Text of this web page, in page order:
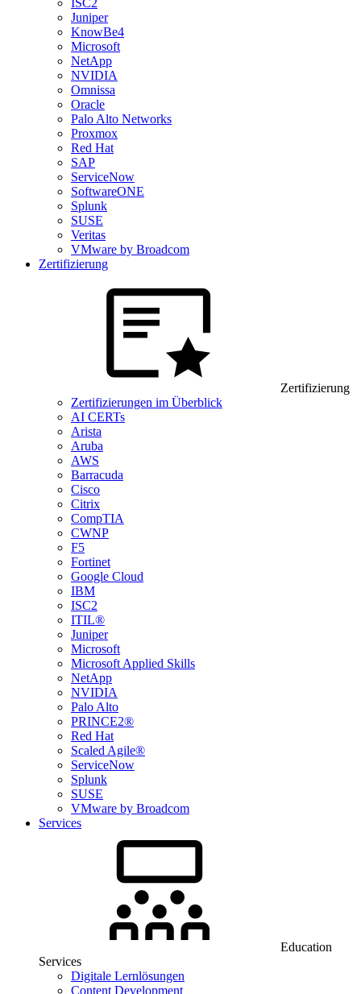
ISC2
Juniper
KnowBe4
Microsoft
NetApp
NVIDIA
Omnissa
Oracle
Palo Alto Networks
Proxmox
Red Hat
SAP
ServiceNow
SoftwareONE
Splunk
SUSE
Veritas
VMware by Broadcom
Zertifizierung
Zertifizierung
Zertifizierungen im Überblick
AI CERTs
Arista
Aruba
AWS
Barracuda
Cisco
Citrix
CompTIA
CWNP
F5
Fortinet
Google Cloud
IBM
ISC2
ITIL®
Juniper
Microsoft
Microsoft Applied Skills
NetApp
NVIDIA
Palo Alto
PRINCE2®
Red Hat
Scaled Agile®
ServiceNow
Splunk
SUSE
VMware by Broadcom
Services
Education
Services
Digitale Lernlösungen
Content Development